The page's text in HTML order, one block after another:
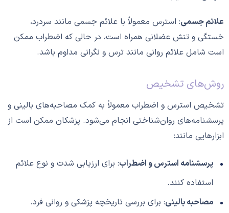
علائم جسمی: استرس معمولاً با علائم جسمی مانند سردرد،
خستگی و تنش عضلانی همراه است، در حالی که اضطراب ممکن
است شامل علائم روانی مانند ترس و نگرانی مداوم باشد.
روش‌های تشخیص
تشخیص استرس و اضطراب معمولاً به کمک مصاحبه‌های بالینی و
پرسشنامه‌های روان‌شناختی انجام می‌شود. پزشکان ممکن است از
ابزارهایی مانند:
پرسشنامه استرس و اضطراب: برای ارزیابی شدت و نوع علائم
استفاده کنند.
مصاحبه بالینی: برای بررسی تاریخچه پزشکی و روانی فرد.